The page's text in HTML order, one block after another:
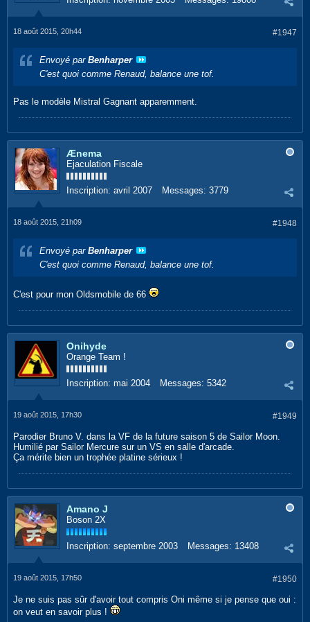
#1947
18 août 2015, 20h44
Envoyé par Benharper
C'est quoi comme Renaud, balance une tof.
Pas le modèle Mistral Gagnant apparemment.
Ænema
Ejaculation Fiscale
Inscription: avril 2007 Messages: 3779
#1948
18 août 2015, 21h09
Envoyé par Benharper
C'est quoi comme Renaud, balance une tof.
C'est pour mon Oldsmobile de 66
Onihyde
Orange Team !
Inscription: mai 2004 Messages: 5342
#1949
19 août 2015, 17h30
Parodier Bruno V. dans la VF de la future saison 5 de Sailor Moon.
Humilié par Sailor Mercure sur un VS en salle d'arcade.
Ça mérite bien un trophée platine sérieux !
Amano J
Boson 2X
Inscription: septembre 2003 Messages: 13408
#1950
19 août 2015, 17h50
Je ne suis pas sûr d'avoir tout compris Oni même si je pense que oui :
on veut en savoir plus !